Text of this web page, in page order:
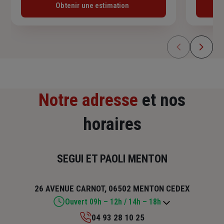
Obtenir une estimation
Notre adresse et nos
horaires
SEGUI ET PAOLI MENTON
26 AVENUE CARNOT, 06502 MENTON CEDEX
Ouvert 09h – 12h / 14h – 18h
04 93 28 10 25